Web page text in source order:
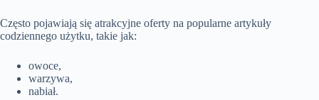
Często pojawiają się atrakcyjne oferty na popularne artykuły
codziennego użytku, takie jak:
owoce,
warzywa,
nabiał.